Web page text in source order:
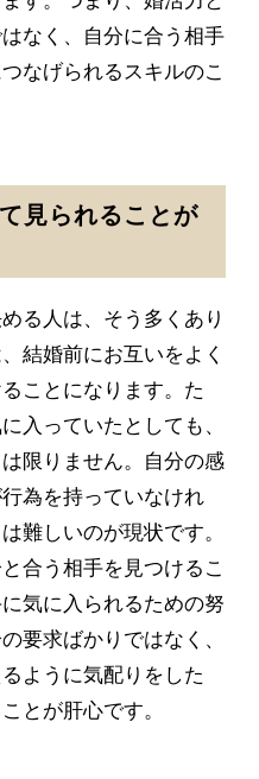
なく、自分に合う相手
なげられるスキルのこ
見られることが
る人は、そう多くあり
結婚前にお互いをよく
ことになります。た
入っていたとしても、
限りません。自分の感
為を持っていなけれ
難しいのが現状です。
合う相手を見つけるこ
気に入られるための努
要求ばかりではなく、
ように気配りをした
とが肝心です。